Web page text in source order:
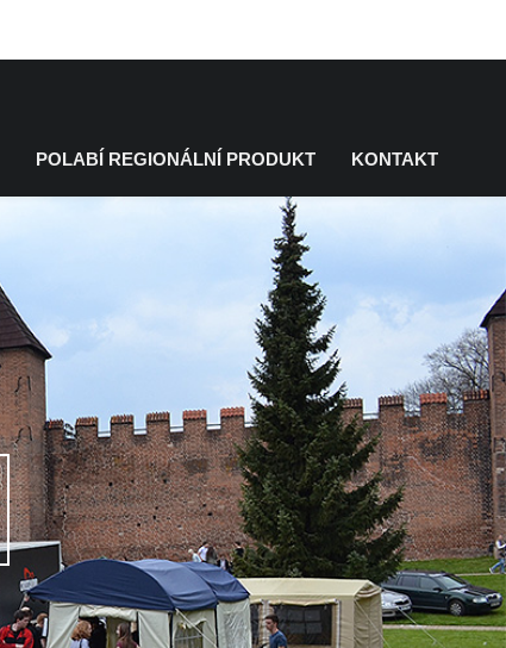
POLABÍ REGIONÁLNÍ PRODUKT KONTAKT